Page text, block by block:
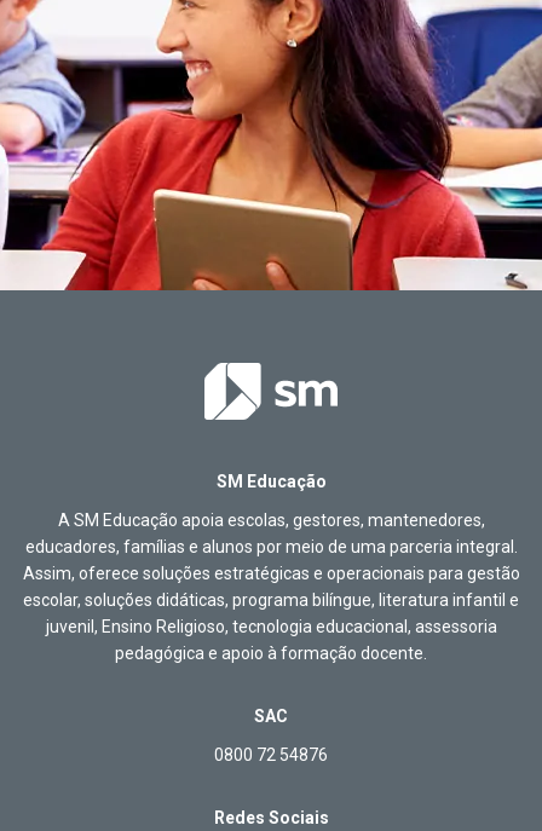
SM Educação
A SM Educação apoia escolas, gestores, mantenedores,
educadores, famílias e alunos por meio de uma parceria integral.
Assim, oferece soluções estratégicas e operacionais para gestão
escolar, soluções didáticas, programa bilíngue, literatura infantil e
juvenil, Ensino Religioso, tecnologia educacional, assessoria
pedagógica e apoio à formação docente.
SAC
0800 72 54876
Redes Sociais